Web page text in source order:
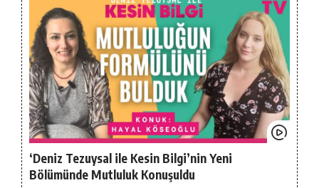
‘Deniz Tezuysal ile Kesin Bilgi’nin Yeni
Bölümünde Mutluluk Konuşuldu